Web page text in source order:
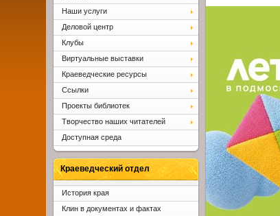
Наши услуги
Деловой центр
Клубы
Виртуальные выставки
Краеведческие ресурсы
Ссылки
Проекты библиотек
Творчество наших читателей
Доступная среда
Краеведческий отдел
История края
Клин в документах и фактах